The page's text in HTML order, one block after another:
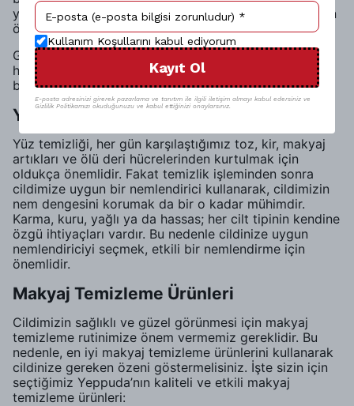
yaparak yaşlanma belirtileri, kırışıklıklar ve morlukların
önüne geçmek son derece önemlidir.
Göz çevresi için özel olarak üretilen, hipo-alerjenik ve
hassas ciltler için uygun ürünler kullanarak, bu hassas
bölgenin ihtiyacı olan bakımı sağlayabilirsiniz.
Yüz Temizliğinden Sonra Nemlendirme
Yüz temizliği, her gün karşılaştığımız toz, kir, makyaj
artıkları ve ölü deri hücrelerinden kurtulmak için
oldukça önemlidir. Fakat temizlik işleminden sonra
cildimize uygun bir nemlendirici kullanarak, cildimizin
nem dengesini korumak da bir o kadar mühimdir.
Karma, kuru, yağlı ya da hassas; her cilt tipinin kendine
özgü ihtiyaçları vardır. Bu nedenle cildinize uygun
nemlendiriciyi seçmek, etkili bir nemlendirme için
önemlidir.
Makyaj Temizleme Ürünleri
Cildimizin sağlıklı ve güzel görünmesi için makyaj
temizleme rutinimize önem vermemiz gereklidir. Bu
nedenle, en iyi makyaj temizleme ürünlerini kullanarak
cildinize gereken özeni göstermelisiniz. İşte sizin için
seçtiğimiz Yeppuda’nın kaliteli ve etkili makyaj
temizleme ürünleri:
Kullanım Koşullarını kabul ediyorum
Kayıt Ol
E-posta adresinizi girerek pazarlama ve tanıtım ile ilgili iletişim almayı kabul edersiniz ve
Gizlilik Politikamızı okuduğunuzu ve kabul ettiğinizi onaylarsınız.